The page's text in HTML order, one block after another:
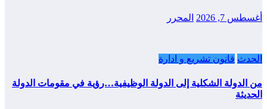
أغسطس 7, 2026 المحرر
الحدث قانون تشريع و ادارة
من الدولة الشكلية إلى الدولة الوظيفية…رؤية في مقومات الدولة
الحديثة